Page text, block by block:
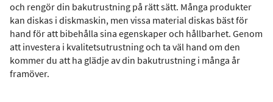
och rengör din bakutrustning på rätt sätt. Många produkter
kan diskas i diskmaskin, men vissa material diskas bäst för
hand för att bibehålla sina egenskaper och hållbarhet. Genom
att investera i kvalitetsutrustning och ta väl hand om den
kommer du att ha glädje av din bakutrustning i många år
framöver.